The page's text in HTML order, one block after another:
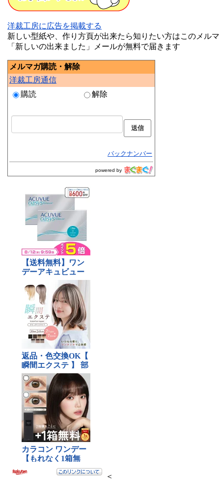
洋裁工房に広告を掲載する
新しい型紙や、作り方頁が出来たら知りたい方はこのメル
「新しいの出来ました」メールが無料で届きます
メルマガ購読・解除
洋裁工房通信
購読
解除
バックナンバー
powered by
＜